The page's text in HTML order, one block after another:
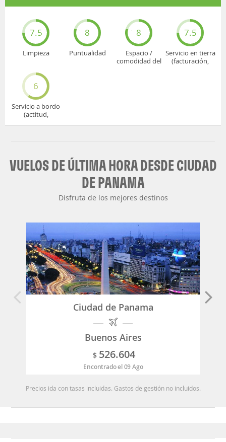
7.5
Limpieza
8
Puntualidad
8
Espacio /
comodidad del
7.5
Servicio en tierra
(facturación,
6
Servicio a bordo
(actitud,
VUELOS DE ÚLTIMA HORA DESDE CIUDAD
DE PANAMA
Disfruta de los mejores destinos
Ciudad de Panama
Buenos Aires
$ 526.604
Encontrado el 09 Ago
Precios ida con tasas incluidas. Gastos de gestión no incluidos.